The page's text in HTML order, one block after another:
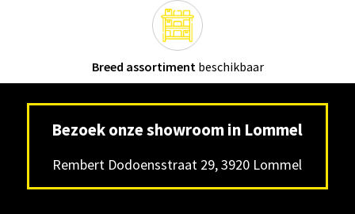
Breed assortiment beschikbaar
Bezoek onze showroom in Lommel
Rembert Dodoensstraat 29, 3920 Lommel